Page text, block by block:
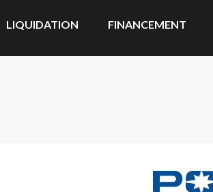
LIQUIDATION FINANCEMENT